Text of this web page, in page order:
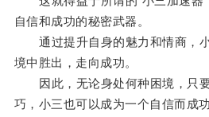
自信和成功的秘密武器。
通过提升自身的魅力和情商，
境中胜出，走向成功。
因此，无论身处何种困境，只要
巧，小三也可以成为一个自信而成功